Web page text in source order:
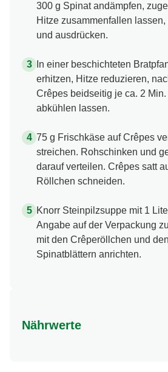
300 g Spinat andämpfen,
Hitze zusammenfallen
und ausdrücken.
In einer beschichteten
erhitzen, Hitze reduzieren,
Crêpes beidseitig je ca. 2
abkühlen lassen.
75 g Frischkäse auf Crêpes
streichen. Rohschinken und
darauf verteilen. Crêpes satt
Röllchen schneiden.
Knorr Steinpilzsuppe mit 1
Angabe auf der Verpackung
mit den Crêperöllchen und
Spinatblättern anrichten.
Nährwerte